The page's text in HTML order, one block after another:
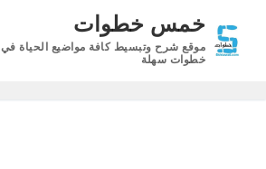
المحتوى
خمس خطوات
موقع شرح وتبسيط كافة مواضيع الحياة في
خطوات سهلة